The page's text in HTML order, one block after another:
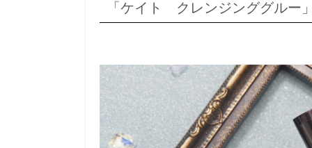
「ケイト クレンジンググルー